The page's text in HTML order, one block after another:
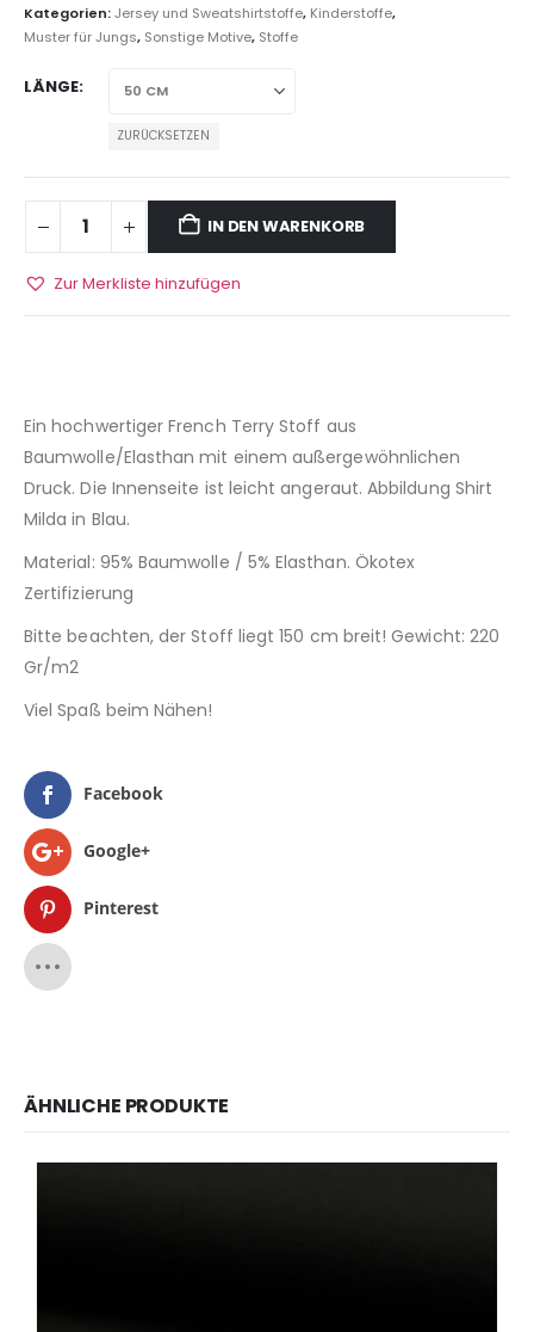
Kategorien:Jersey und Sweatshirtstoffe, Kinderstoffe,
Muster für Jungs, Sonstige Motive, Stoffe
LÄNGE
ZURÜCKSETZEN
IN DEN WARENKORB
Zur Merkliste hinzufügen
Ein hochwertiger French Terry Stoff aus
Baumwolle/Elasthan mit einem außergewöhnlichen
Druck. Die Innenseite ist leicht angeraut. Abbildung Shirt
Milda in Blau.
Material: 95% Baumwolle / 5% Elasthan. Ökotex
Zertifizierung
Bitte beachten, der Stoff liegt 150 cm breit! Gewicht: 220
Gr/m2
Viel Spaß beim Nähen!
Facebook
Google+
Pinterest
ÄHNLICHE PRODUKTE